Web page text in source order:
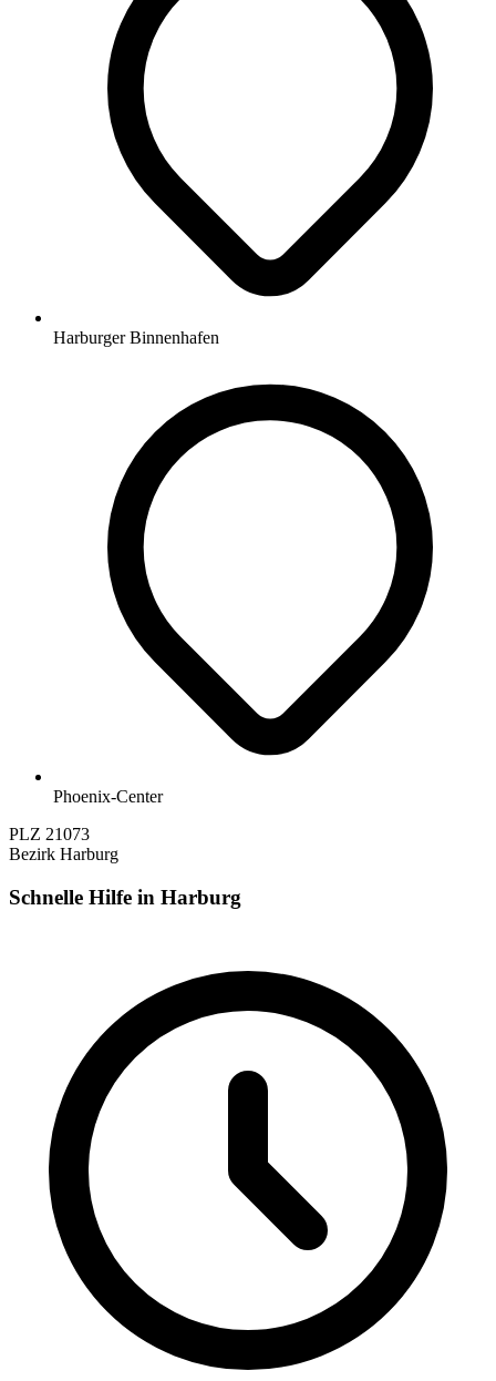
Harburger Binnenhafen
Phoenix-Center
PLZ 21073
Bezirk Harburg
Schnelle Hilfe in Harburg